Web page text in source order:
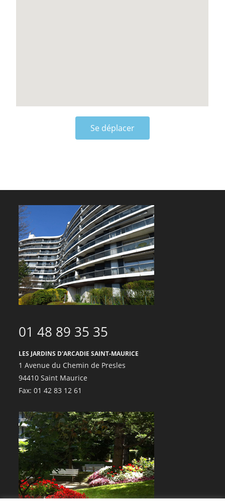
Se déplacer
01 48 89 35 35
LES JARDINS D'ARCADIE SAINT-MAURICE
1 Avenue du Chemin de Presles
94410 Saint Maurice
Fax: 01 42 83 12 61